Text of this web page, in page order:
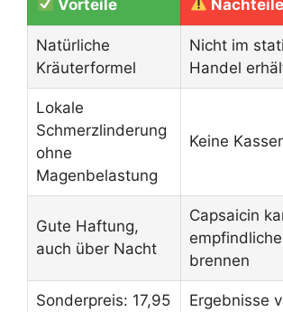
Vorteile Nachteile
Natürliche
Kräuterformel
Nicht im
Handel
Lokale
Schmerzlinderung
ohne
Magenbelastung
Keine
Gute Haftung,
auch über Nacht
Capsaicin
brennen
Sonderpreis: 17,95
Ergebnisse